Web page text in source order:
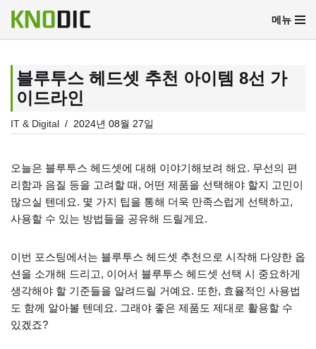
콘
츠
로
건
너
메뉴
블루투스 헤드셋 추천 아이템 8선 가
이드라인
IT & Digital 2024년 08월 27일
오늘은 블루투스 헤드셋에 대해 이야기해보려 해요. 무선의 편
리함과 음질 등을 고려할 때, 어떤 제품을 선택해야 할지 고민이
많으실 텐데요. 몇 가지 팁을 통해 더욱 만족스럽게 선택하고,
사용할 수 있는 방법들을 공유해 드릴게요.
이번 포스팅에서는 블루투스 헤드셋 추천으로 시작해 다양한 옵
션을 소개해 드리고, 이어서 블루투스 헤드셋 선택 시 중요하게
생각해야 할 기준들을 알려드릴 거예요. 또한, 효율적인 사용법
도 함께 알아볼 텐데요. 그래야 좋은 제품도 제대로 활용할 수
있겠죠?